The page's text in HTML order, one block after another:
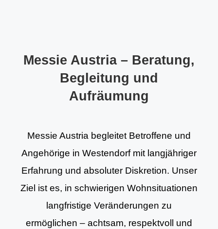
Messie Austria – Beratung,
Begleitung und
Aufräumung
Messie Austria begleitet Betroffene und
Angehörige in Westendorf mit langjähriger
Erfahrung und absoluter Diskretion. Unser
Ziel ist es, in schwierigen Wohnsituationen
langfristige Veränderungen zu
ermöglichen – achtsam, respektvoll und